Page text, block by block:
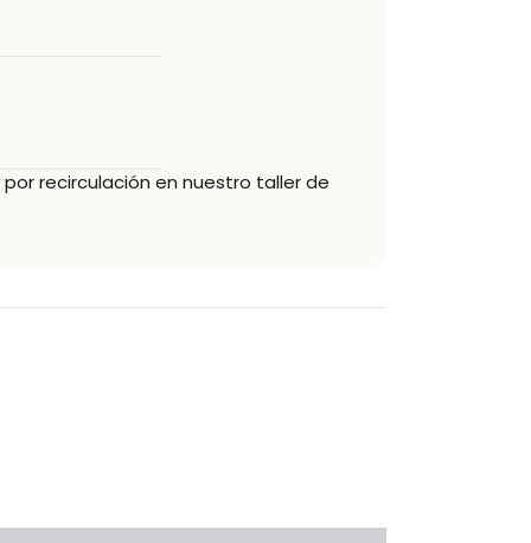
por recirculación en nuestro taller de